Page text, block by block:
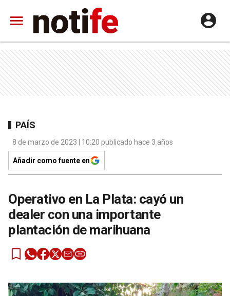
PAÍS
8 de marzo de 2023 | 10:20 publicado hace 3 años
Añadir como fuente en
Operativo en La Plata: cayó un
dealer con una importante
plantación de marihuana